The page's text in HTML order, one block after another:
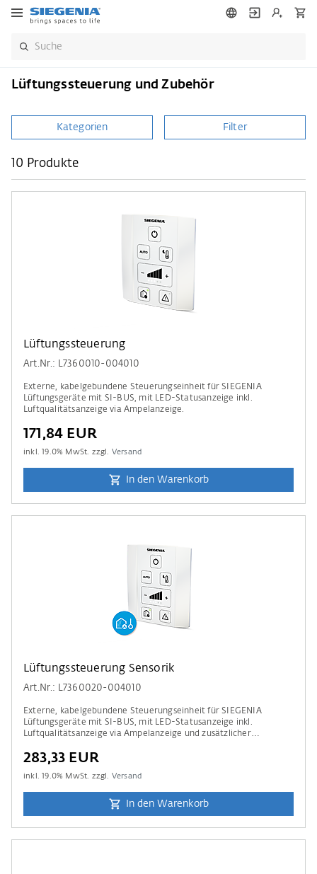
Lüftungssteuerung und Zubehör
Kategorien Filter
10 Produkte
Lüftungssteuerung
Art.Nr.: L7360010-004010
Externe, kabelgebundene Steuerungseinheit für SIEGENIA
Lüftungsgeräte mit SI-BUS, mit LED-Statusanzeige inkl.
Luftqualitätsanzeige via Ampelanzeige.
171,84 EUR
inkl.19.0% MwSt. zzgl. Versand
In den Warenkorb
Lüftungssteuerung Sensorik
Art.Nr.: L7360020-004010
Externe, kabelgebundene Steuerungseinheit für SIEGENIA
Lüftungsgeräte mit SI-BUS, mit LED-Statusanzeige inkl.
Luftqualitätsanzeige via Ampelanzeige und zusätzlicher
283,33 EUR
inkl.19.0% MwSt. zzgl. Versand
In den Warenkorb